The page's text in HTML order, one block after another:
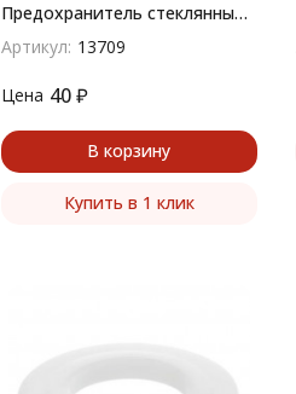
Предохранитель стеклянный
5х20
Артикул: 13709
Цена 40 ₽
В корзину
Купить в 1 клик